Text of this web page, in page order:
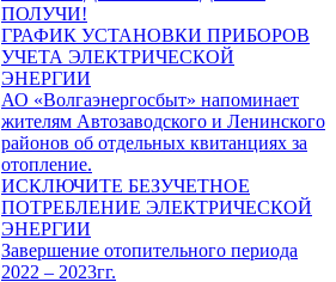
ПОЛУЧИ!
ГРАФИК УСТАНОВКИ ПРИБОРОВ
УЧЕТА ЭЛЕКТРИЧЕСКОЙ
ЭНЕРГИИ
АО «Волгаэнергосбыт» напоминает
жителям Автозаводского и Ленинского
районов об отдельных квитанциях за
отопление.
ИСКЛЮЧИТЕ БЕЗУЧЕТНОЕ
ПОТРЕБЛЕНИЕ ЭЛЕКТРИЧЕСКОЙ
ЭНЕРГИИ
Завершение отопительного периода
2022 – 2023гг.